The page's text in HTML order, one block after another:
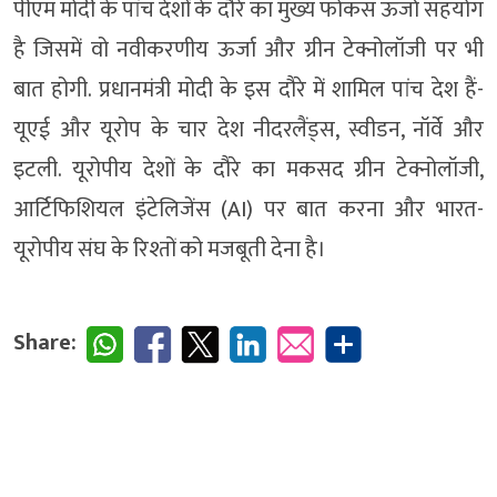
पीएम मोदी के पांच देशों के दौरे का मुख्य फोकस ऊर्जा सहयोग
है जिसमें वो नवीकरणीय ऊर्जा और ग्रीन टेक्नोलॉजी पर भी
बात होगी. प्रधानमंत्री मोदी के इस दौरे में शामिल पांच देश हैं-
यूएई और यूरोप के चार देश नीदरलैंड्स, स्वीडन, नॉर्वे और
इटली. यूरोपीय देशों के दौरे का मकसद ग्रीन टेक्नोलॉजी,
आर्टिफिशियल इंटेलिजेंस (AI) पर बात करना और भारत-
यूरोपीय संघ के रिश्तों को मजबूती देना है।
Share: